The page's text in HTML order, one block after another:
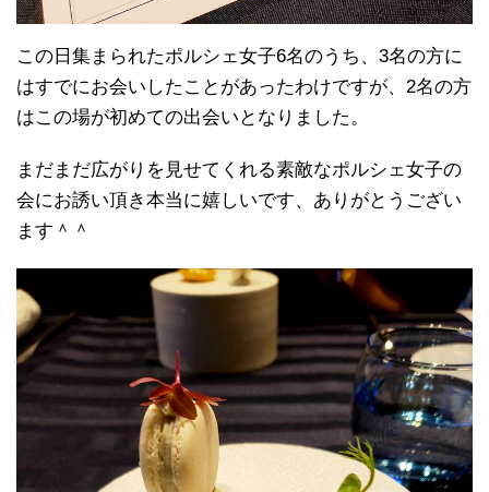
この日集まられたポルシェ女子6名のうち、3名の方に
はすでにお会いしたことがあったわけですが、2名の方
はこの場が初めての出会いとなりました。
まだまだ広がりを見せてくれる素敵なポルシェ女子の
会にお誘い頂き本当に嬉しいです、ありがとうござい
ます＾＾